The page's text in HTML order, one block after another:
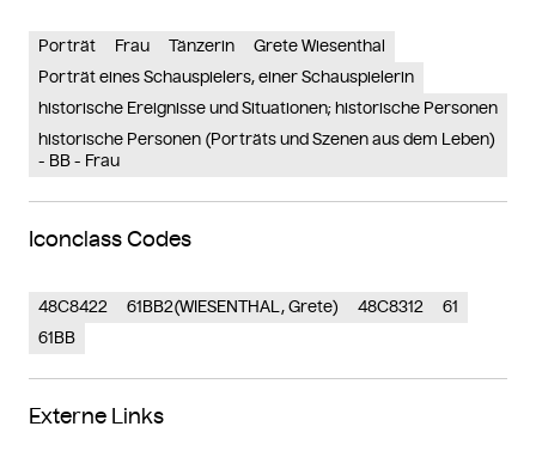
Porträt Frau Tänzerin
Grete Wiesenthal
Porträt eines Schauspielers, einer Schauspielerin
historische Ereignisse und Situationen; historische Personen
historische Personen (Porträts und Szenen aus dem Leben)
- BB - Frau
Iconclass Codes
48C8422 61BB2(WIESENTHAL, Grete) 48C8312
61
61BB
Externe Links